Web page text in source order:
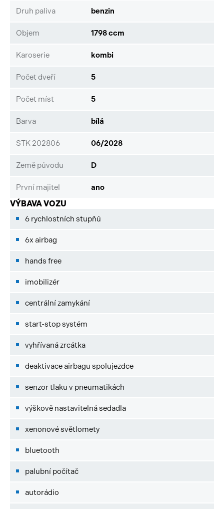
Druh paliva benzin
Objem 1798 ccm
Karoserie kombi
Počet dveří 5
Počet míst 5
Barva bílá
STK 202806 06/2028
Země původu D
První majitel ano
VÝBAVA VOZU
6 rychlostních stupňů
6x airbag
hands free
imobilizér
centrální zamykání
start-stop systém
vyhřívaná zrcátka
deaktivace airbagu spolujezdce
senzor tlaku v pneumatikách
výškově nastavitelná sedadla
xenonové světlomety
bluetooth
palubní počítač
autorádio